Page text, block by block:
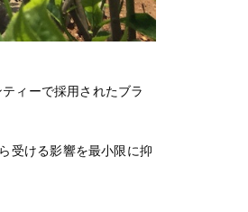
ィーで採用されたブラ
受ける影響を最小限に抑